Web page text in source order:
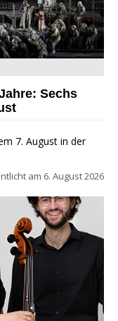
für Fondazione
Sechs
7. August in der
am 6. August 2026